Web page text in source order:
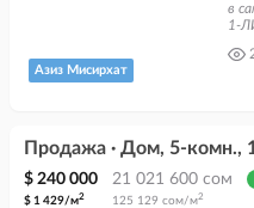
Азиз Мисирхат
в
1-
Продажа · Дом, 5-комн.,
$ 240 000 21 021 600 сом
$ 1 429/м2 125 129 сом/м2